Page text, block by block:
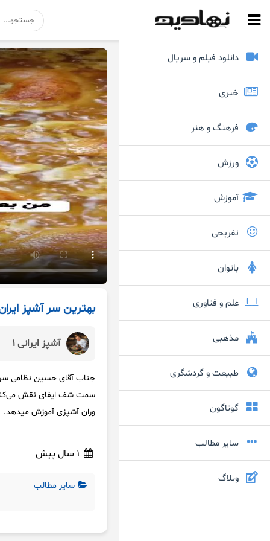
دانلود فیلم و سریال
خبری
فرهنگ و هنر
ورزش
آموزش
تفریحی
بانوان
علم و فناوری
مذهبی
طبیعت و گردشگری
گوناگون
سایر مطالب
وبلاگ
بهترین سر آشپز
آشپز ایرانی 1
جناب آقای حسین نظامی
وران آشپزی آموزش میدهد.
سایر مطالب